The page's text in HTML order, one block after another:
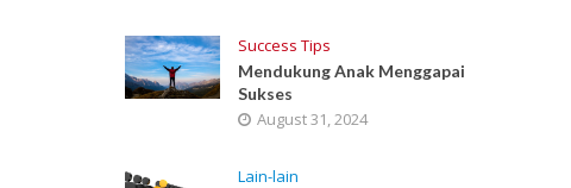
Success Tips
Mendukung Anak Menggapai
Sukses
August 31, 2024
Lain-lain